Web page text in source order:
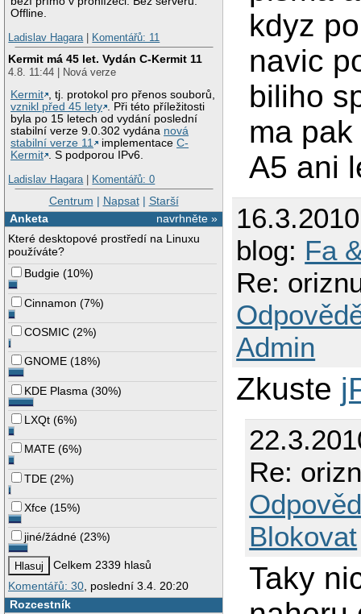
Offline.
Ladislav Hagara| Komentářů: 11
Kermit má 45 let. Vydán C-Kermit 11
4.8. 11:44 | Nová verze
Kermit , tj. protokol pro přenos souborů,
vznikl před 45 lety . Při této příležitosti
byla po 15 letech od vydání poslední
stabilní verze 9.0.302 vydána nová
stabilní verze 11
implementaceC-
Kermit . S podporou IPv6.
Ladislav Hagara| Komentářů: 0
Centrum | Napsat| Starší
navrhněte »
Anketa
Které desktopové prostředí na Linuxu
používáte?
Budgie (10%)
Cinnamon (7%)
COSMIC (2%)
GNOME (18%)
KDE Plasma (30%)
LXQt (6%)
MATE (6%)
TDE (2%)
Xfce (15%)
jiné/žádné (23%)
Celkem 2339 hlasů
Komentářů: 30 , poslední 3.4. 20:20
Rozcestník
kdyz
navic
biliho
ma
A5 ani
blog: Fa
Re:
Admin
Zkuste
Re:
Blokovat
Taky